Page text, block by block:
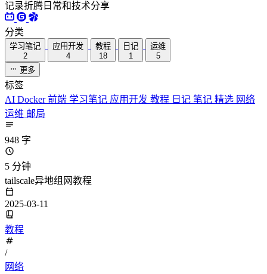
记录折腾日常和技术分享
分类
学习笔记
2
应用开发
4
教程
18
日记
1
运维
5
更多
标签
AI Docker前端 学习笔记 应用开发 教程 日记 笔记 精选 网络
运维 邮局
948 字
5 分钟
tailscale异地组网教程
2025-03-11
教程
/
网络